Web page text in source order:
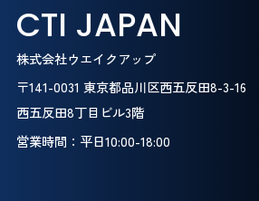
CTI JAPAN
株式会社ウエイクアップ
〒141-0031 東京都品川区西五反田8-3-16
西五反田8丁目ビル3階
営業時間：平日10:00-18:00